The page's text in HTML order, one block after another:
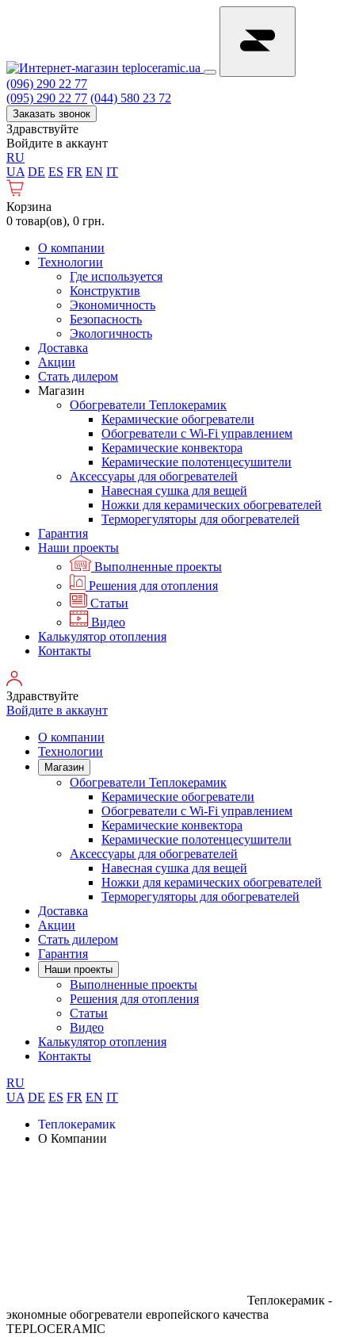
(096) 290 22 77
(095) 290 22 77 (044) 580 23 72
Заказать звонок
Здравствуйте
Войдите в аккаунт
RU
UA DE ES FR EN IT
Корзина
0 товар(ов), 0 грн.
О компании
Технологии
Где используется
Конструктив
Экономичность
Безопасность
Экологичность
Доставка
Акции
Стать дилером
Магазин
Обогреватели Теплокерамик
Керамические обогреватели
Обогреватели с Wi-Fi управлением
Керамические конвектора
Керамические полотенцесушители
Аксессуары для обогревателей
Навесная сушка для вещей
Ножки для керамических обогревателей
Терморегуляторы для обогревателей
Гарантия
Наши проекты
Выполненные проекты
Решения для отопления
Статьи
Видео
Калькулятор отопления
Контакты
Здравствуйте
Войдите в аккаунт
О компании
Технологии
Магазин
Обогреватели Теплокерамик
Керамические обогреватели
Обогреватели с Wi-Fi управлением
Керамические конвектора
Керамические полотенцесушители
Аксессуары для обогревателей
Навесная сушка для вещей
Ножки для керамических обогревателей
Терморегуляторы для обогревателей
Доставка
Акции
Стать дилером
Гарантия
Наши проекты
Выполненные проекты
Решения для отопления
Статьи
Видео
Калькулятор отопления
Контакты
RU
UA DE ES FR EN IT
Теплокерамик
О Компании
Теплокерамик -
экономные обогреватели европейского качества
TEPLOCERAMIC